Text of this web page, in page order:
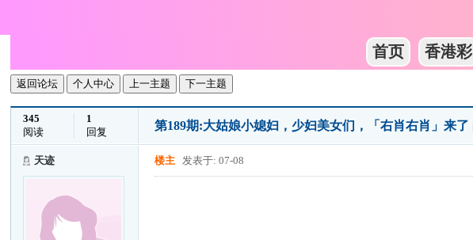
首页 香港彩
返回论坛 个人中心 上一主题 下一主题
345
阅读
1
回复
第189期:大姑娘小媳妇，少妇美女们，「右肖右肖」来了
天迹 楼主 发表于: 07-08